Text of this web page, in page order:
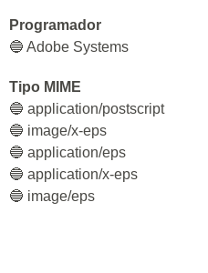
Programador
🔵 Adobe Systems
Tipo MIME
🔵 application/postscript
🔵 image/x-eps
🔵 application/eps
🔵 application/x-eps
🔵 image/eps